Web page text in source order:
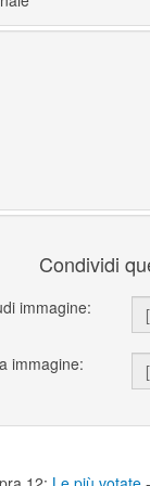
Condividi
immagine:
immagine: